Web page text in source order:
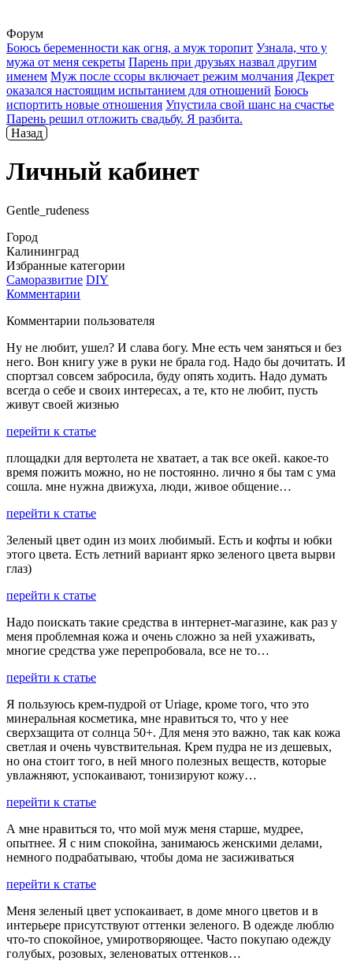
Форум
Боюсь беременности как огня, а муж торопит Узнала, что у
мужа от меня секреты Парень при друзьях назвал другим
именем Муж после ссоры включает режим молчания Декрет
оказался настоящим испытанием для отношений Боюсь
испортить новые отношения Упустила свой шанс на счастье
Парень решил отложить свадьбу. Я разбита.
Назад
Личный кабинет
Gentle_rudeness
Город
Калининград
Избранные категории
Саморазвитие DIY
Комментарии
Комментарии пользователя
Ну не любит, ушел? И слава богу. Мне есть чем заняться и без
него. Вон книгу уже в руки не брала год. Надо бы дочитать. И
спортзал совсем забросила, буду опять ходить. Надо думать
всегда о себе и своих интересах, а те, кто не любит, пусть
живут своей жизнью
перейти к статье
площадки для вертолета не хватает, а так все окей. какое-то
время пожить можно, но не постоянно. лично я бы там с ума
сошла. мне нужна движуха, люди, живое общение…
перейти к статье
Зеленый цвет один из моих любимый. Есть и кофты и юбки
этого цвета. Есть летний вариант ярко зеленого цвета вырви
глаз)
перейти к статье
Надо поискать такие средства в интернет-магазине, как раз у
меня проблемная кожа и очень сложно за ней ухаживать,
многие средства уже перепробовала, все не то…
перейти к статье
Я пользуюсь крем-пудрой от Uriage, кроме того, что это
минеральная косметика, мне нравиться то, что у нее
сверхзащита от солнца 50+. Для меня это важно, так как кожа
светлая и очень чувствительная. Крем пудра не из дешевых,
но она стоит того, в ней много полезных веществ, которые
увлажняют, успокаивают, тонизируют кожу…
перейти к статье
А мне нравиться то, что мой муж меня старше, мудрее,
опытнее. Я с ним спокойна, занимаюсь женскими делами,
немного подрабатываю, чтобы дома не засиживаться
перейти к статье
Меня зеленый цвет успокаивает, в доме много цветов и в
интерьере присутствуют оттенки зеленого. В одежде люблю
что-то спокойное, умиротворяющее. Часто покупаю одежду
голубых, розовых, зеленоватых оттенков…